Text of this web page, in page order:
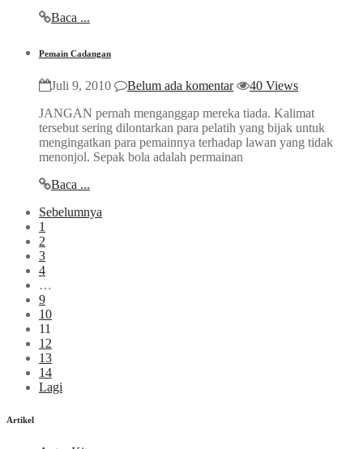
Baca ...
Pemain Cadangan
Juli 9, 2010 Belum ada komentar
40 Views
JANGAN pernah menganggap mereka tiada. Kalimat
tersebut sering dilontarkan para pelatih yang bijak untuk
mengingatkan para pemainnya terhadap lawan yang tidak
menonjol. Sepak bola adalah permainan
Baca ...
Sebelumnya
1
2
3
4
…
9
10
11
12
13
14
Lagi
Artikel